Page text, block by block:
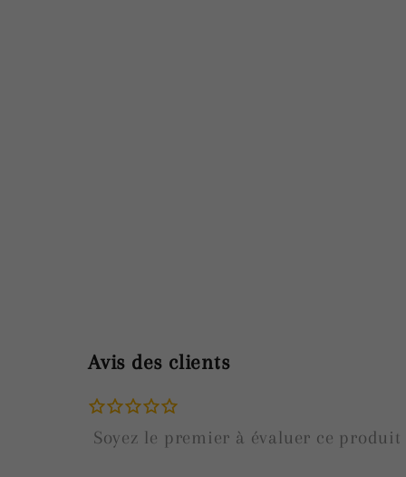
Avis des clients